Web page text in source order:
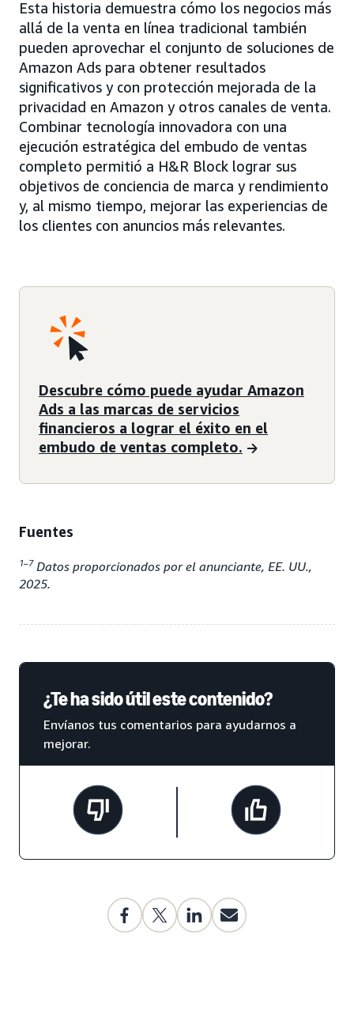
Esta historia demuestra cómo los negocios más
allá de la venta en línea tradicional también
pueden aprovechar el conjunto de soluciones de
Amazon Ads para obtener resultados
significativos y con protección mejorada de la
privacidad en Amazon y otros canales de venta.
Combinar tecnología innovadora con una
ejecución estratégica del embudo de ventas
completo permitió a H&R Block lograr sus
objetivos de conciencia de marca y rendimiento
y, al mismo tiempo, mejorar las experiencias de
los clientes con anuncios más relevantes.
Descubre cómo puede ayudar Amazon
Ads a las marcas de servicios
financieros a lograr el éxito en el
embudo de ventas completo.
Fuentes
1–7 Datos proporcionados por el anunciante, EE. UU.,
2025.
¿Te ha sido útil este contenido?
Envíanos tus comentarios para ayudarnos a
mejorar.